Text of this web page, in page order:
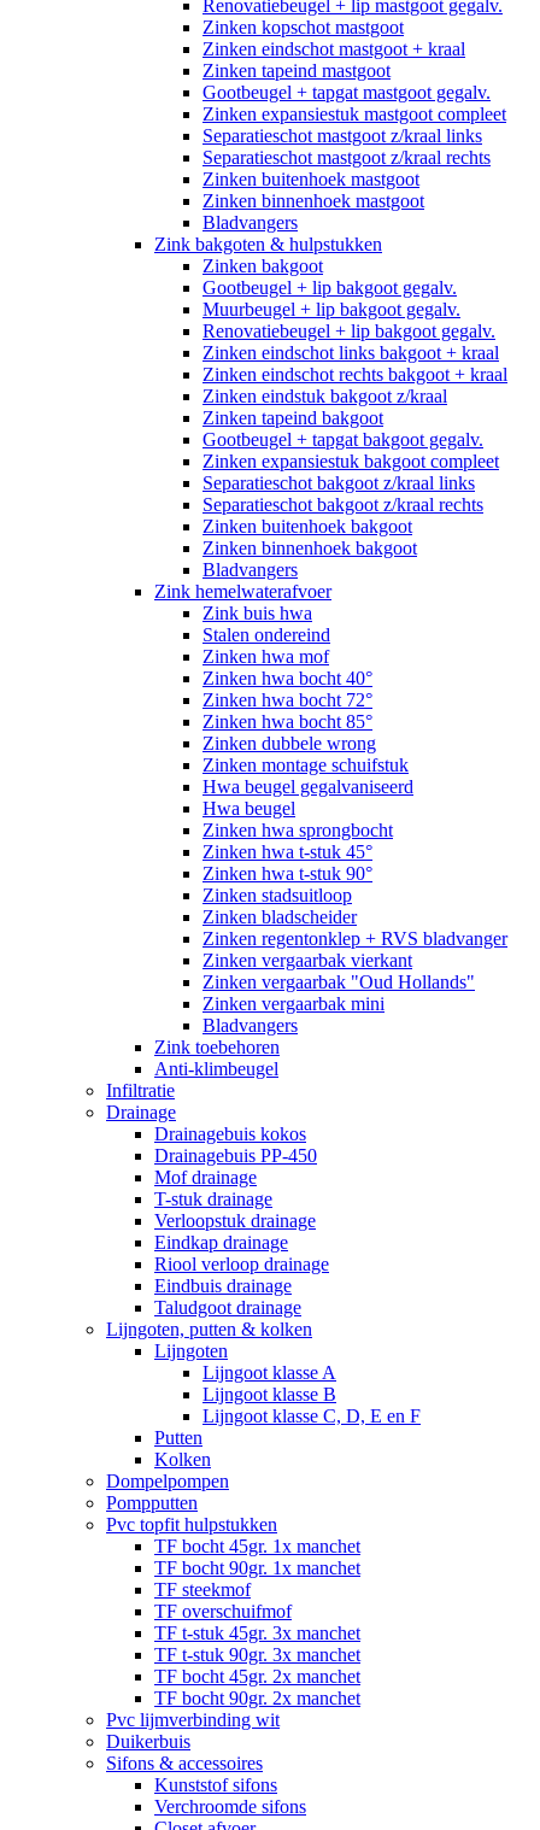
Renovatiebeugel + lip mastgoot gegalv.
Zinken kopschot mastgoot
Zinken eindschot mastgoot + kraal
Zinken tapeind mastgoot
Gootbeugel + tapgat mastgoot gegalv.
Zinken expansiestuk mastgoot compleet
Separatieschot mastgoot z/kraal links
Separatieschot mastgoot z/kraal rechts
Zinken buitenhoek mastgoot
Zinken binnenhoek mastgoot
Bladvangers
Zink bakgoten & hulpstukken
Zinken bakgoot
Gootbeugel + lip bakgoot gegalv.
Muurbeugel + lip bakgoot gegalv.
Renovatiebeugel + lip bakgoot gegalv.
Zinken eindschot links bakgoot + kraal
Zinken eindschot rechts bakgoot + kraal
Zinken eindstuk bakgoot z/kraal
Zinken tapeind bakgoot
Gootbeugel + tapgat bakgoot gegalv.
Zinken expansiestuk bakgoot compleet
Separatieschot bakgoot z/kraal links
Separatieschot bakgoot z/kraal rechts
Zinken buitenhoek bakgoot
Zinken binnenhoek bakgoot
Bladvangers
Zink hemelwaterafvoer
Zink buis hwa
Stalen ondereind
Zinken hwa mof
Zinken hwa bocht 40°
Zinken hwa bocht 72°
Zinken hwa bocht 85°
Zinken dubbele wrong
Zinken montage schuifstuk
Hwa beugel gegalvaniseerd
Hwa beugel
Zinken hwa sprongbocht
Zinken hwa t-stuk 45°
Zinken hwa t-stuk 90°
Zinken stadsuitloop
Zinken bladscheider
Zinken regentonklep + RVS bladvanger
Zinken vergaarbak vierkant
Zinken vergaarbak "Oud Hollands"
Zinken vergaarbak mini
Bladvangers
Zink toebehoren
Anti-klimbeugel
Infiltratie
Drainage
Drainagebuis kokos
Drainagebuis PP-450
Mof drainage
T-stuk drainage
Verloopstuk drainage
Eindkap drainage
Riool verloop drainage
Eindbuis drainage
Taludgoot drainage
Lijngoten, putten & kolken
Lijngoten
Lijngoot klasse A
Lijngoot klasse B
Lijngoot klasse C, D, E en F
Putten
Kolken
Dompelpompen
Pompputten
Pvc topfit hulpstukken
TF bocht 45gr. 1x manchet
TF bocht 90gr. 1x manchet
TF steekmof
TF overschuifmof
TF t-stuk 45gr. 3x manchet
TF t-stuk 90gr. 3x manchet
TF bocht 45gr. 2x manchet
TF bocht 90gr. 2x manchet
Pvc lijmverbinding wit
Duikerbuis
Sifons & accessoires
Kunststof sifons
Verchroomde sifons